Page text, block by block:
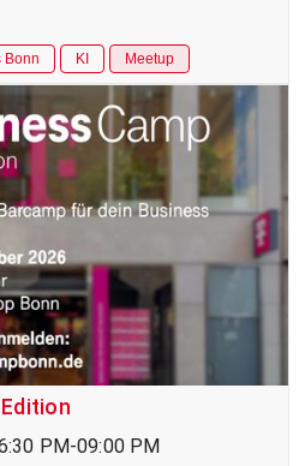
Bonn KI Meetup
PM-09:00 PM